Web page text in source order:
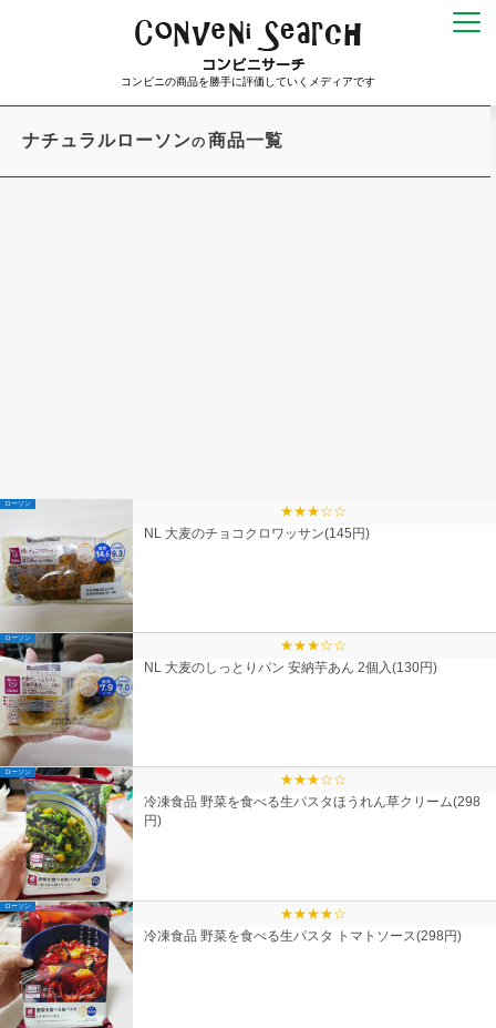
コンビニの商品を勝手に評価していくメディアです
ナチュラルローソンの 商品一覧
ローソン
★★★☆☆
NL 大麦のチョコクロワッサン(145円)
ローソン
★★★☆☆
NL 大麦のしっとりパン 安納芋あん 2個入(130円)
ローソン
★★★☆☆
冷凍食品 野菜を食べる生パスタほうれん草クリーム(298
円)
ローソン
★★★★☆
冷凍食品 野菜を食べる生パスタ トマトソース(298円)